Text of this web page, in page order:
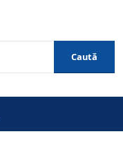
Caută